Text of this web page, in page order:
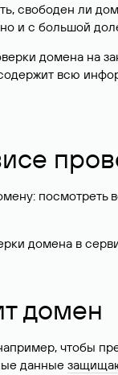
свободен ли
и с большой
домена на
всю
посмотреть
домена в
домен
чтобы
данные